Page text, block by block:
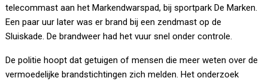
telecommast aan het Markendwarspad, bij sportpark De Marken.
Een paar uur later was er brand bij een zendmast op de
Sluiskade. De brandweer had het vuur snel onder controle.
De politie hoopt dat getuigen of mensen die meer weten over de
vermoedelijke brandstichtingen zich melden. Het onderzoek